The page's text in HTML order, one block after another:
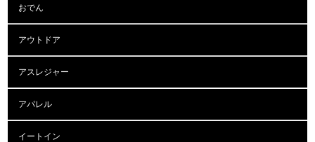
おでん
アウトドア
アスレジャー
アパレル
イートイン